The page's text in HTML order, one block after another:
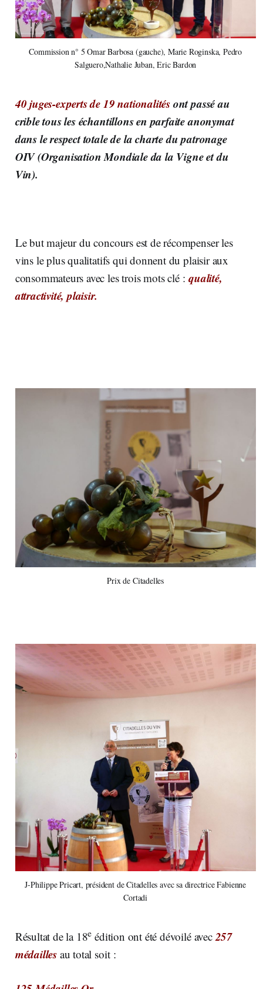
Commission n° 5 Omar Barbosa (gauche), Marie Roginska, Pedro
Salguero,Nathalie Juban, Eric Bardon
40 juges-experts de 19 nationalitésont passé au
crible tous les échantillons en parfaite anonymat
dans le respect totale de la charte du patronage
OIV (Organisation Mondiale da la Vigne et du
Vin).
Le but majeur du concours est de récompenser les
vins le plus qualitatifs qui donnent du plaisir aux
consommateurs avec les trois mots clé :qualité,
attractivité, plaisir.
Prix de Citadelles
J-Philippe Pricart, président de Citadelles avec sa directrice Fabienne
Cortadi
Résultat de la 18e édition ont été dévoilé avec257
médailles au total soit :